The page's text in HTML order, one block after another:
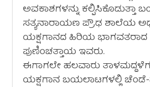
ಅವಕಾಶಗಳನ್ನು ಕಲ್ಪಿಸಿಕೊಡುತ್ತಾ
ಸತ್ಯನಾರಾಯಣ ಪ್ರೌಢ ಶಾಲೆಯ
ಯಕ್ಷಗಾನದ ಹಿರಿಯ ಭಾಗವತರಾದ
ಪುಣಿಂಚತ್ತಾಯ ಇವರು.
ಈಗಾಗಲೇ ಹಲವಾರು
ಯಕ್ಷಗಾನ ಬಯಲಾಟಗಳಲ್ಲಿ ಚೆಂಡೆ-